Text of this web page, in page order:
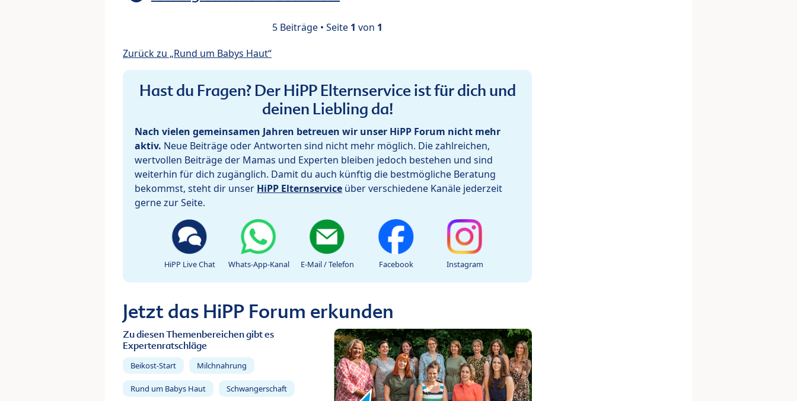
5 Beiträge • Seite 1 von 1
Zurück zu „Rund um Babys Haut“
Hast du Fragen? Der HiPP Elternservice ist für dich und
deinen Liebling da!
Nach vielen gemeinsamen Jahren betreuen wir unser HiPP Forum nicht mehr
aktiv. Neue Beiträge oder Antworten sind nicht mehr möglich. Die zahlreichen,
wertvollen Beiträge der Mamas und Experten bleiben jedoch bestehen und sind
weiterhin für dich zugänglich. Damit du auch künftig die bestmögliche Beratung
bekommst, steht dir unser HiPP Elternservice über verschiedene Kanäle jederzeit
gerne zur Seite.
HiPP Live Chat Whats-App-Kanal E-Mail / Telefon Facebook Instagram
Jetzt das HiPP Forum erkunden
Zu diesen Themenbereichen gibt es
Expertenratschläge
Beikost-Start Milchnahrung
Rund um Babys Haut Schwangerschaft